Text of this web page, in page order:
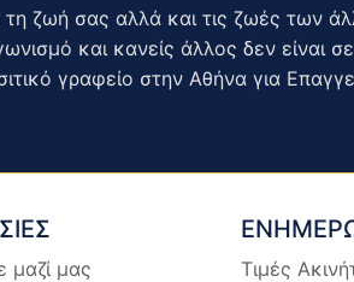
ζωή σας αλλά και τις ζωές των
και κανείς άλλος δεν είναι
γραφείο στην Αθήνα για
μαζί μας
Τιμές